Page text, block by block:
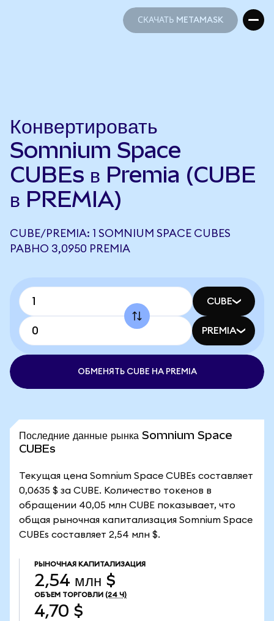
СКАЧАТЬ METAMASK
Конвертировать
Somnium Space
CUBEs в Premia (CUBE
в PREMIA)
CUBE/PREMIA: 1 SOMNIUM SPACE CUBES
РАВНО 3,0950 PREMIA
CUBE
PREMIA
ОБМЕНЯТЬ CUBE НА PREMIA
Последние данные рынка Somnium Space
CUBEs
Текущая цена Somnium Space CUBEs составляет
0,0635 $ за CUBE. Количество токенов в
обращении 40,05 млн CUBE показывает, что
общая рыночная капитализация Somnium Space
CUBEs составляет 2,54 млн $.
РЫНОЧНАЯ КАПИТАЛИЗАЦИЯ
2,54 млн $
ОБЪЕМ ТОРГОВЛИ (24 Ч)
4,70 $